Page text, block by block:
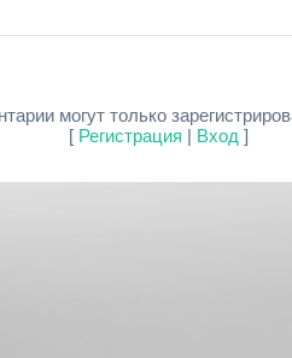
могут только
[ Регистрация | Вход ]